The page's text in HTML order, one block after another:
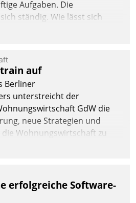
Aufgaben. Die
ständig. Wie lässt sich
wahren und zugleich Freiraum
auf
Berliner
unterstreicht der
GdW die
neue Strategien und
Wohnungswirtschaft zu
erfolgreiche Software-